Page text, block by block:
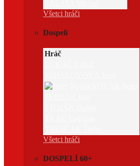
Všetci hráči
Dospelí
Hráč
Všetci hráči
DOSPELÍ 60+